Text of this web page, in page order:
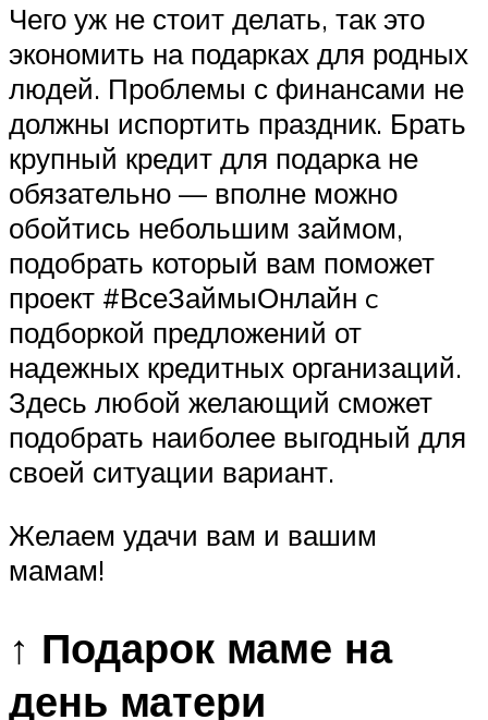
Чего уж не стоит делать, так это
экономить на подарках для родных
людей. Проблемы с финансами не
должны испортить праздник. Брать
крупный кредит для подарка не
обязательно — вполне можно
обойтись небольшим займом,
подобрать который вам поможет
проект #ВсеЗаймыОнлайн c
подборкой предложений от
надежных кредитных организаций.
Здесь любой желающий сможет
подобрать наиболее выгодный для
своей ситуации вариант.
Желаем удачи вам и вашим
мамам!
↑ Подарок маме на
день матери